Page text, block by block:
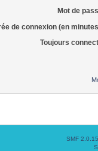
Mot de
de connexion (en
Toujours
SMF 2.0.15